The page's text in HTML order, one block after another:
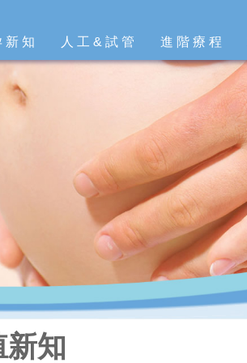
新知 人工&試管 進階療程
新知